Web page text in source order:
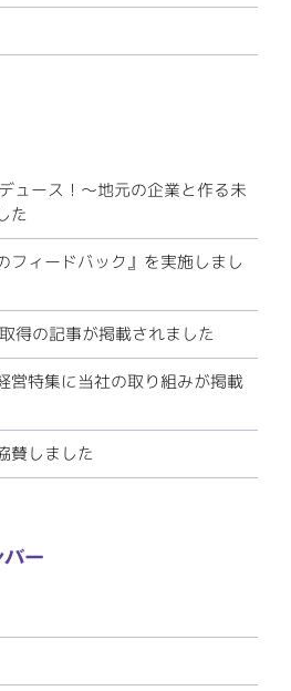
ュース！～地元の企業と作る未
た
フィードバック』を実施しまし
得の記事が掲載されました
営特集に当社の取り組みが掲載
賛しました